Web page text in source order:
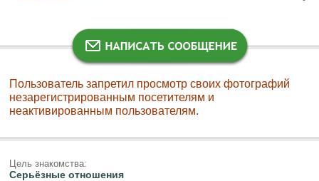
Пользователь запретил просмотр своих фотографий
незарегистрированным посетителям и
неактивированным пользователям.
Цель знакомства:
Серьёзные отношения